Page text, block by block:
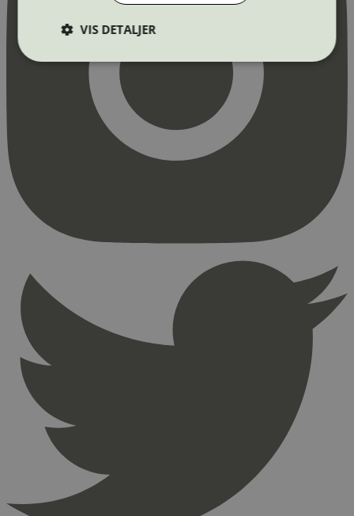
VIS DETALJER
Strengt nødvendig
Statistikk
Strengt nødvendige informasjonskapsler tillater
kjernefunksjoner på nettstedet, som
Utløpsdato
.svanemerket.no
minutter
54
sekunder
29
minutter
sekunder
.svanemerket.no
nelapi-product-archive-filters
svanemerket.no
svanemerket.no